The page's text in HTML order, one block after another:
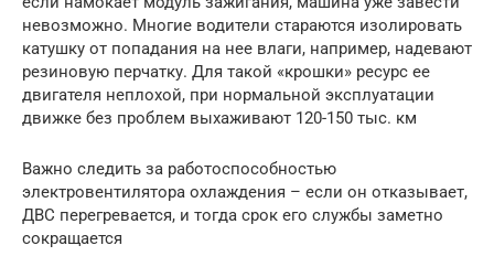
невозможно. Многие водители стараются изолировать
катушку от попадания на нее влаги, например, надевают
резиновую перчатку. Для такой «крошки» ресурс ее
двигателя неплохой, при нормальной эксплуатации
движке без проблем выхаживают 120-150 тыс. км
Важно следить за работоспособностью
электровентилятора охлаждения – если он отказывает,
ДВС перегревается, и тогда срок его службы заметно
сокращается